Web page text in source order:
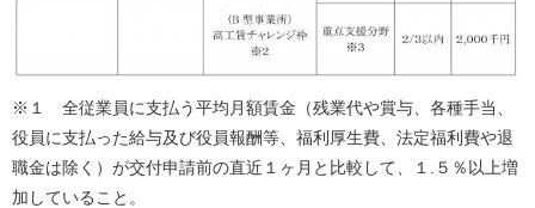
※１ 全従業員に支払う平均月額賃金（残業代や賞与、各種手当、
役員に支払った給与及び役員報酬等、福利厚生費、法定福利費や退
職金は除く）が交付申請前の直近１ヶ月と比較して、１.５％以上増
加していること。